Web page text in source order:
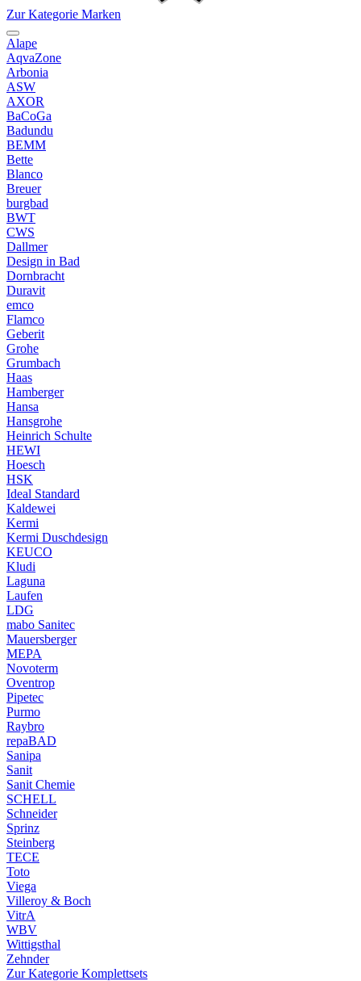
Zur Kategorie Marken
Alape
AqvaZone
Arbonia
ASW
AXOR
BaCoGa
Badundu
BEMM
Bette
Blanco
Breuer
burgbad
BWT
CWS
Dallmer
Design in Bad
Dornbracht
Duravit
emco
Flamco
Geberit
Grohe
Grumbach
Haas
Hamberger
Hansa
Hansgrohe
Heinrich Schulte
HEWI
Hoesch
HSK
Ideal Standard
Kaldewei
Kermi
Kermi Duschdesign
KEUCO
Kludi
Laguna
Laufen
LDG
mabo Sanitec
Mauersberger
MEPA
Novoterm
Oventrop
Pipetec
Purmo
Raybro
repaBAD
Sanipa
Sanit
Sanit Chemie
SCHELL
Schneider
Sprinz
Steinberg
TECE
Toto
Viega
Villeroy & Boch
VitrA
WBV
Wittigsthal
Zehnder
Zur Kategorie Komplettsets